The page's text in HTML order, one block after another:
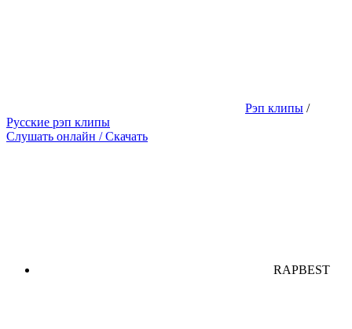
Рэп клипы /
Русские рэп клипы
Слушать онлайн / Скачать
RAPBEST